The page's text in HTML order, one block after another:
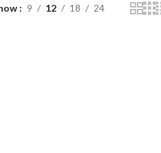
9 12 18 24